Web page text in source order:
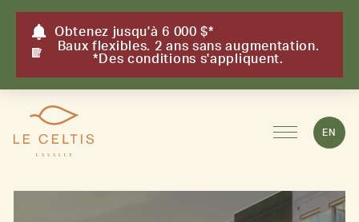
Obtenez jusqu'à 6 000 $*
Baux flexibles. 2 ans sans augmentation.
*Des conditions s'appliquent.
EN